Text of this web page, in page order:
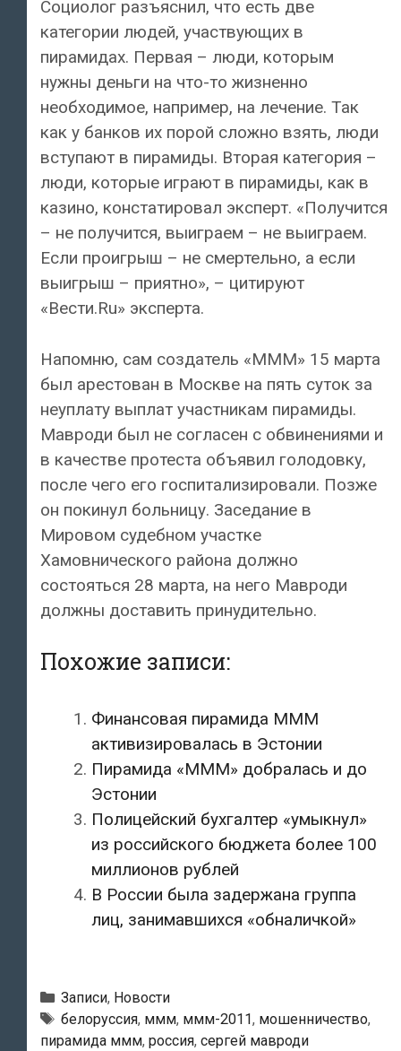
Социолог разъяснил, что есть две
категории людей, участвующих в
пирамидах. Первая – люди, которым
нужны деньги на что-то жизненно
необходимое, например, на лечение. Так
как у банков их порой сложно взять, люди
вступают в пирамиды. Вторая категория –
люди, которые играют в пирамиды, как в
казино, констатировал эксперт. «Получится
– не получится, выиграем – не выиграем.
Если проигрыш – не смертельно, а если
выигрыш – приятно», – цитируют
«Вести.Ru» эксперта.
Напомню, сам создатель «МММ» 15 марта
был арестован в Москве на пять суток за
неуплату выплат участникам пирамиды.
Мавроди был не согласен с обвинениями и
в качестве протеста объявил голодовку,
после чего его госпитализировали. Позже
он покинул больницу. Заседание в
Мировом судебном участке
Хамовнического района должно
состояться 28 марта, на него Мавроди
должны доставить принудительно.
Похожие записи:
Финансовая пирамида МММ
активизировалась в Эстонии
Пирамида «МММ» добралась и до
Эстонии
Полицейский бухгалтер «умыкнул»
из российского бюджета более 100
миллионов рублей
В России была задержана группа
лиц, занимавшихся «обналичкой»
Рубрики
Записи, Новости
Метки
белоруссия, ммм, ммм-2011, мошенничество,
пирамида ммм, россия, сергей мавроди